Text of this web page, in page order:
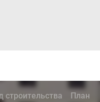
строительства